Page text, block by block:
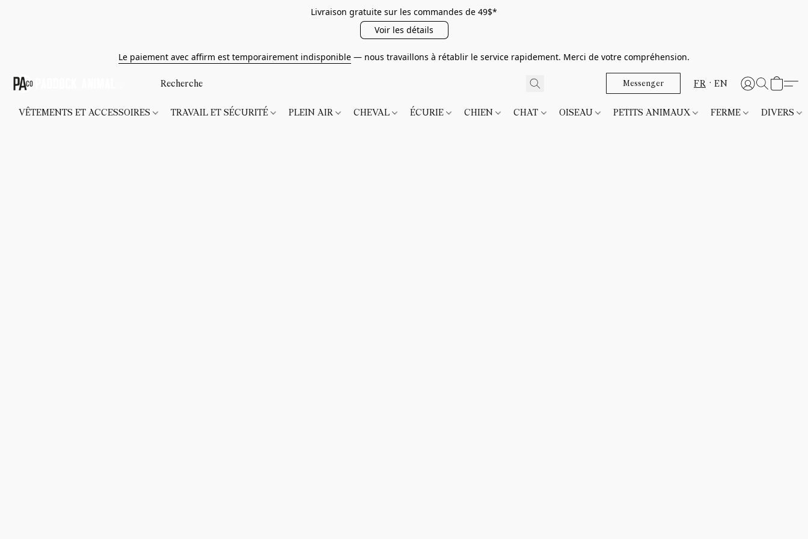
Livraison gratuite sur les commandes de 49$*
Voir les détails
Le paiement avec affirm est temporairement indisponible — nous travaillons à rétablir le service rapidement. Merci de votre compréhension.
Messenger FR EN
VÊTEMENTS ET ACCESSOIRES TRAVAIL ET SÉCURITÉ PLEIN AIR CHEVAL ÉCURIE CHIEN CHAT OISEAU PETITS ANIMAUX FERME DIVERS